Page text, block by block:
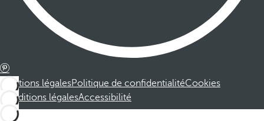
Mentions légalesPolitique de confidentialitéCookies
Conditions légalesAccessibilité